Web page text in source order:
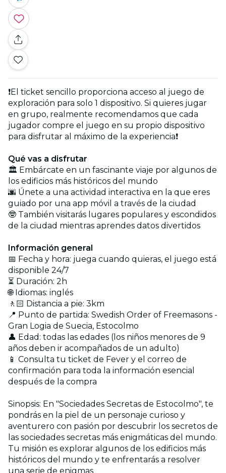
❗El ticket sencillo proporciona acceso al juego de
exploración para solo 1 dispositivo. Si quieres jugar
en grupo, realmente recomendamos que cada
jugador compre el juego en su propio dispositivo
para disfrutar al máximo de la experiencia❗
Qué vas a disfrutar
🏛️ Embárcate en un fascinante viaje por algunos de
los edificios más históricos del mundo
🌆 Únete a una actividad interactiva en la que eres
guiado por una app móvil a través de la ciudad
🤓 También visitarás lugares populares y escondidos
de la ciudad mientras aprendes datos divertidos
Información general
📅 Fecha y hora: juega cuando quieras, el juego está
disponible 24/7
⏳ Duración: 2h
🌐 Idiomas: inglés
🚶🏻 Distancia a pie: 3km
📍 Punto de partida: Swedish Order of Freemasons -
Gran Logia de Suecia, Estocolmo
👤 Edad: todas las edades (los niños menores de 9
años deben ir acompañados de un adulto)
📱 Consulta tu ticket de Fever y el correo de
confirmación para toda la información esencial
después de la compra
Sinopsis: En "Sociedades Secretas de Estocolmo", te
pondrás en la piel de un personaje curioso y
aventurero con pasión por descubrir los secretos de
las sociedades secretas más enigmáticas del mundo.
Tu misión es explorar algunos de los edificios más
históricos del mundo y te enfrentarás a resolver
una serie de enigmas